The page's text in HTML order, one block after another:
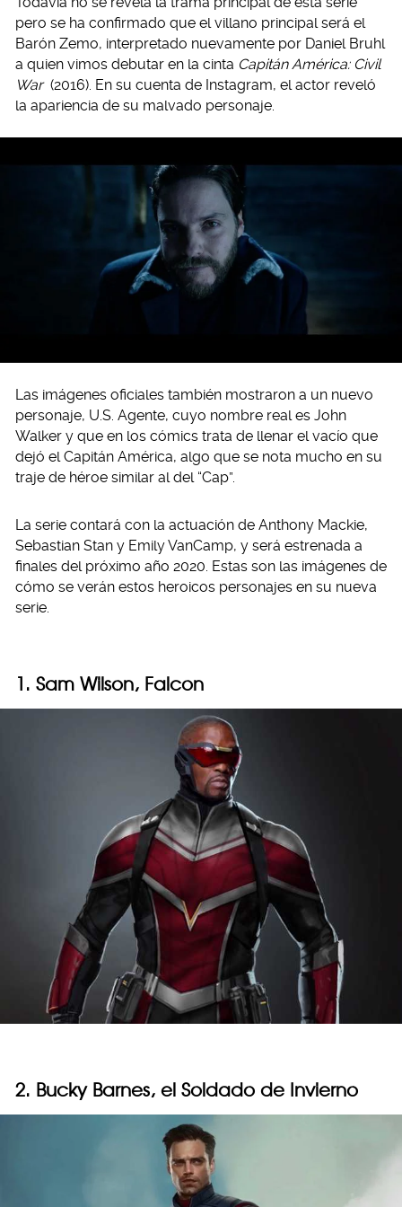
pero se ha confirmado que el villano principal será el
Barón Zemo, interpretado nuevamente por Daniel Bruhl
a quien vimos debutar en la cinta Capitán América: Civil
War (2016). En su cuenta de Instagram, el actor reveló
la apariencia de su malvado personaje.
Las imágenes oficiales también mostraron a un nuevo
personaje, U.S. Agente, cuyo nombre real es John
Walker y que en los cómics trata de llenar el vacío que
dejó el Capitán América, algo que se nota mucho en su
traje de héroe similar al del “Cap”.
La serie contará con la actuación de Anthony Mackie,
Sebastian Stan y Emily VanCamp, y será estrenada a
finales del próximo año 2020. Estas son las imágenes de
cómo se verán estos heroicos personajes en su nueva
serie.
1. Sam Wilson, Falcon
2. Bucky Barnes, el Soldado de Invierno